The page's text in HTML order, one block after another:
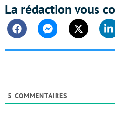
La rédaction vous
FacebookMessengerTwitter
5 COMMENTAIRES